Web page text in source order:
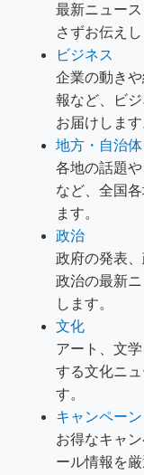
最新ニュー
さずお伝えし
ビジネス
企業の動き
報など、ビ
お届けします
地方・自治体
各地の話題
など、全国
ます。
政治
政府の発表
政治の最新
します。
文化
アート、文
する文化ニ
す。
キャンペー
お得なキャ
ール情報を